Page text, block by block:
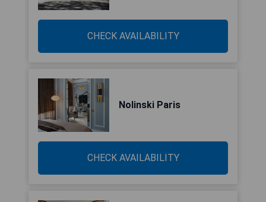
CHECK AVAILABILITY
Nolinski Paris
CHECK AVAILABILITY